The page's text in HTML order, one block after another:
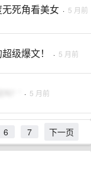
死角看美女 · 5 月前
级爆文！ · 5 月前
· 5 月前
6 7 下一页